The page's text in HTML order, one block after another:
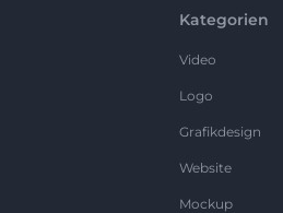
Kategorien
Video
Logo
Grafikdesign
Website
Mockup